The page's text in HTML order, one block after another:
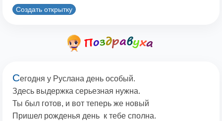
Создать открытку
Сегодня у Руслана день особый.
Здесь выдержка серьезная нужна.
Ты был готов, и вот теперь же новый
Пришел рожденья день к тебе сполна.